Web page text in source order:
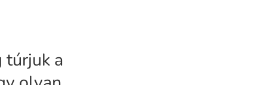
túrjuk a